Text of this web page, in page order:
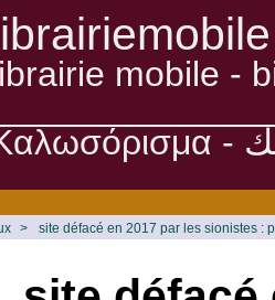
mobile -
> site défacé en 2017 par les sionistes :